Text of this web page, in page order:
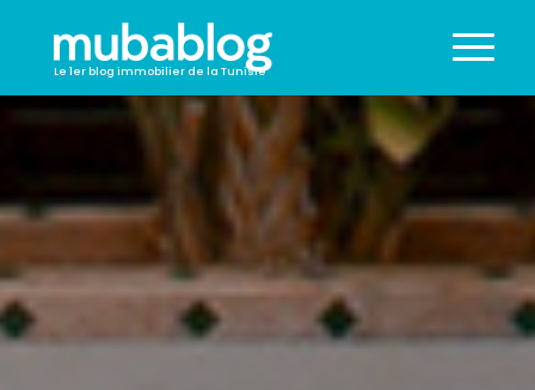
Le 1er blog immobilier de la Tunisie